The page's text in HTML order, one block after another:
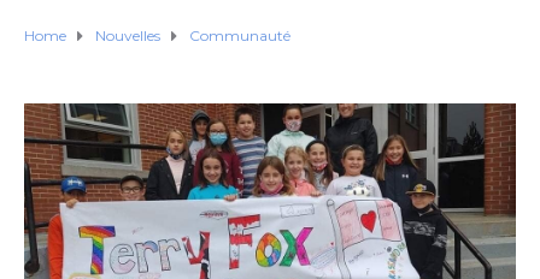
Home Nouvelles Communauté